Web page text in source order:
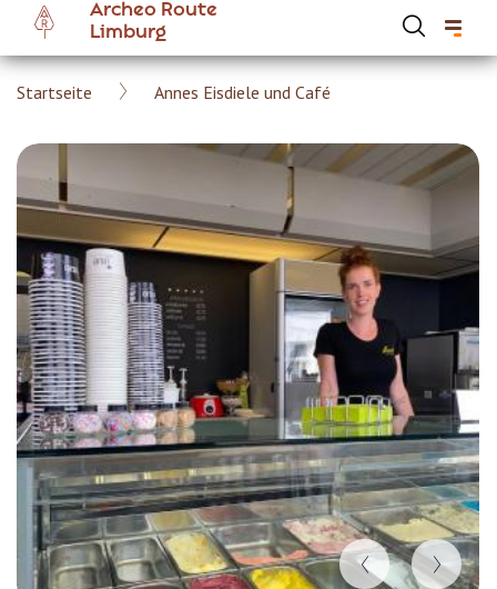
main
content
Archeo Route
Limburg
Breadcrumb
Startseite Annes Eisdiele und Café